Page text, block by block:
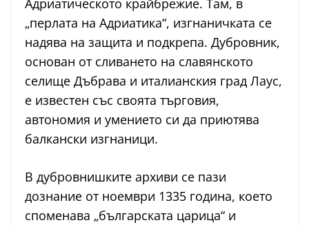
Адриатическото крайбрежие. Там, в
„перлата на Адриатика“, изгнаничката се
надява на защита и подкрепа. Дубровник,
основан от сливането на славянското
селище Дъбрава и италианския град Лаус,
е известен със своята търговия,
автономия и умението си да приютява
балкански изгнаници.
В дубровнишките архиви се пази
дознание от ноември 1335 година, което
споменава „българската царица“ и